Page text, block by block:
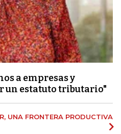
a empresas y
un estatuto tributario"
UNA FRONTERA PRODUCTIVA